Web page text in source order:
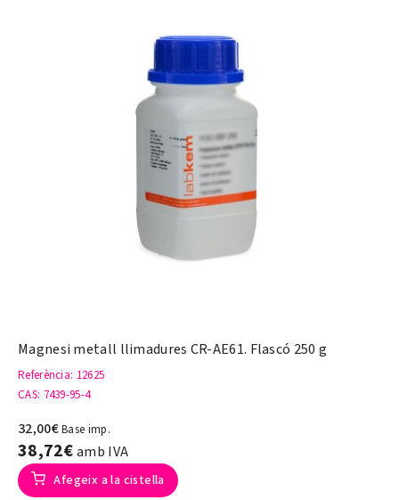
Magnesi metall llimadures CR-AE61. Flascó 250 g
Referència: 12625
CAS: 7439-95-4
32,00€Base imp.
38,72€amb IVA
Afegeix a la cistella